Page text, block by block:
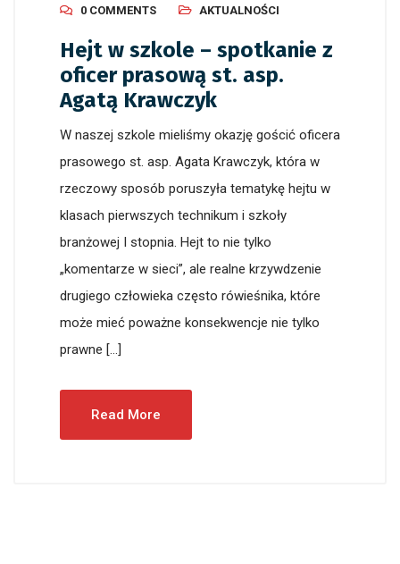
0 COMMENTS AKTUALNOŚCI
Hejt w szkole – spotkanie z
oficer prasową st. asp.
Agatą Krawczyk
W naszej szkole mieliśmy okazję gościć oficera
prasowego st. asp. Agata Krawczyk, która w
rzeczowy sposób poruszyła tematykę hejtu w
klasach pierwszych technikum i szkoły
branżowej I stopnia. Hejt to nie tylko
„komentarze w sieci”, ale realne krzywdzenie
drugiego człowieka często rówieśnika, które
może mieć poważne konsekwencje nie tylko
prawne […]
Read More